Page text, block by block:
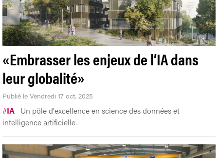
«Embrasser les enjeux de l’IA dans
leur globalité»
Publié le Vendredi 17 oct. 2025
#IA Un pôle d'excellence en science des données et
intelligence artificielle.